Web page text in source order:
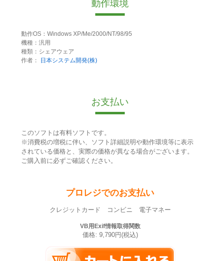
動作環境
動作OS：Windows XP/Me/2000/NT/98/95
機種：汎用
種類：シェアウェア
作者：
日本システム開発(株)
お支払い
このソフトは有料ソフトです。
※消費税の増税に伴い、ソフト詳細説明や動作環境等に表示
されている価格と、実際の価格が異なる場合がございます。
ご購入前に必ずご確認ください。
プロレジでのお支払い
クレジットカード コンビニ 電子マネー
VB用Exif情報取得関数
価格: 9,790円(税込)